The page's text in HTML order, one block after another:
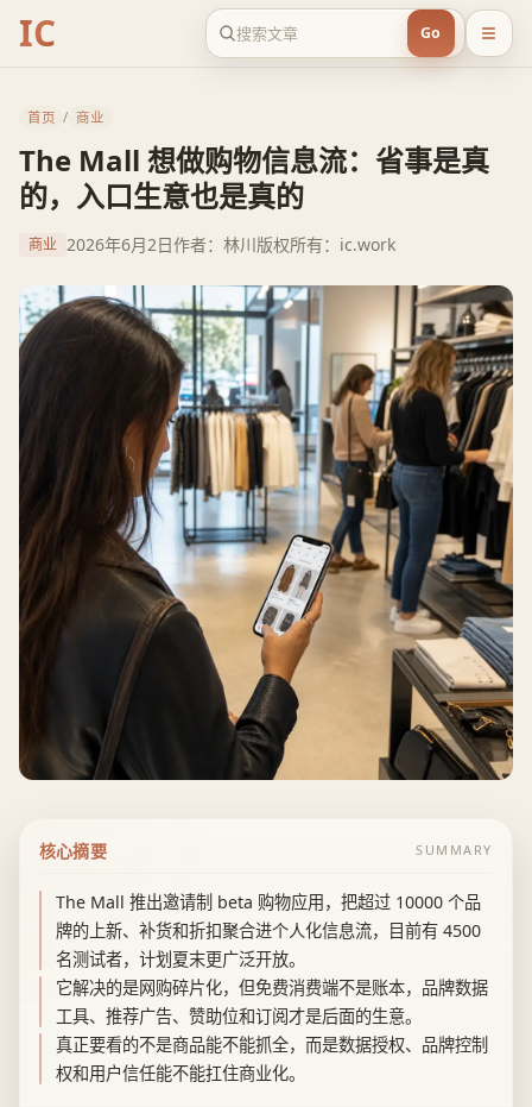
IC Go
首页 / 商业
The Mall 想做购物信息流：省事是真
的，入口生意也是真的
商业 2026年6月2日作者：林川版权所有：ic.work
核心摘要 SUMMARY
The Mall 推出邀请制 beta 购物应用，把超过 10000 个品
牌的上新、补货和折扣聚合进个人化信息流，目前有 4500
名测试者，计划夏末更广泛开放。
它解决的是网购碎片化，但免费消费端不是账本，品牌数据
工具、推荐广告、赞助位和订阅才是后面的生意。
真正要看的不是商品能不能抓全，而是数据授权、品牌控制
权和用户信任能不能扛住商业化。